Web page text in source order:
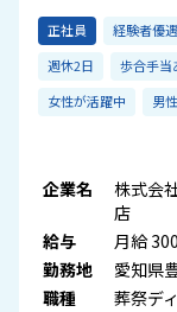
正社員
経験者優遇
週休2日
歩合手当
女性が活躍中
男
企業名
株式会
店
給与
月給
勤務地
愛知県
職種
葬祭デ